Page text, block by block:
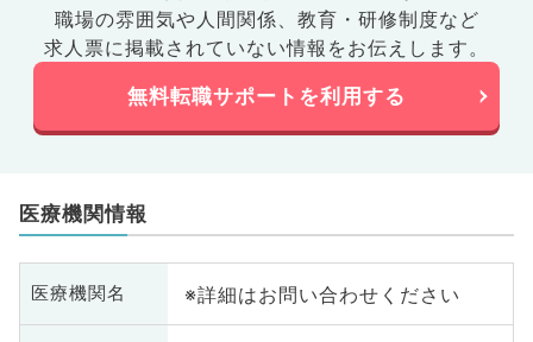
職場の雰囲気や人間関係、 教育・研修制度など
求人票に掲載されていない情報をお伝えします。
無料転職サポートを利用する
医療機関情報
医療機関名 ※詳細はお問い合わせください